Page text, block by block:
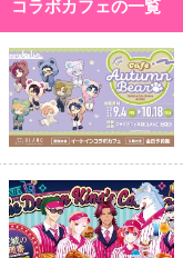
コラボカフェの一覧